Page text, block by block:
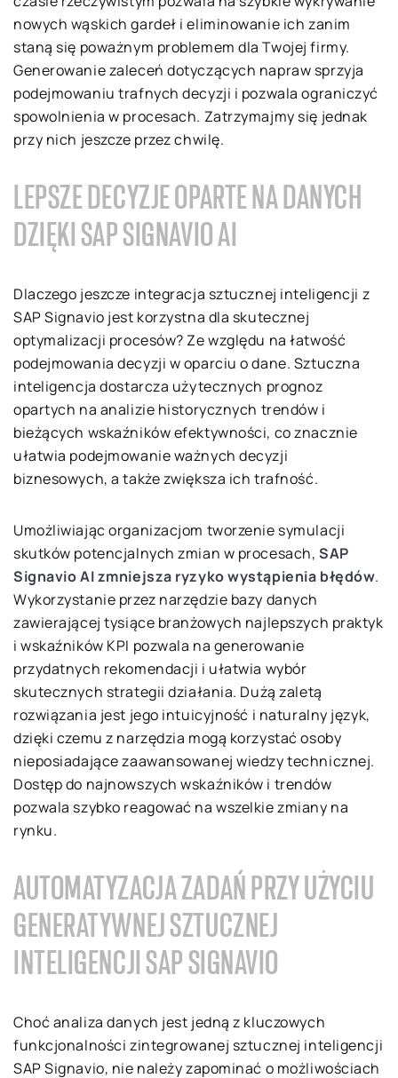
nowych wąskich gardeł i eliminowanie ich zanim
staną się poważnym problemem dla Twojej firmy.
Generowanie zaleceń dotyczących napraw sprzyja
podejmowaniu trafnych decyzji i pozwala ograniczyć
spowolnienia w procesach. Zatrzymajmy się jednak
przy nich jeszcze przez chwilę.
LEPSZE DECYZJE OPARTE NA DANYCH
DZIĘKI SAP SIGNAVIO AI
Dlaczego jeszcze integracja sztucznej inteligencji z
SAP Signavio jest korzystna dla skutecznej
optymalizacji procesów? Ze względu na łatwość
podejmowania decyzji w oparciu o dane. Sztuczna
inteligencja dostarcza użytecznych prognoz
opartych na analizie historycznych trendów i
bieżących wskaźników efektywności, co znacznie
ułatwia podejmowanie ważnych decyzji
biznesowych, a także zwiększa ich trafność.
Umożliwiając organizacjom tworzenie symulacji
skutków potencjalnych zmian w procesach, SAP
Signavio AI zmniejsza ryzyko wystąpienia błędów.
Wykorzystanie przez narzędzie bazy danych
zawierającej tysiące branżowych najlepszych praktyk
i wskaźników KPI pozwala na generowanie
przydatnych rekomendacji i ułatwia wybór
skutecznych strategii działania. Dużą zaletą
rozwiązania jest jego intuicyjność i naturalny język,
dzięki czemu z narzędzia mogą korzystać osoby
nieposiadające zaawansowanej wiedzy technicznej.
Dostęp do najnowszych wskaźników i trendów
pozwala szybko reagować na wszelkie zmiany na
rynku.
AUTOMATYZACJA ZADAŃ PRZY UŻYCIU
GENERATYWNEJ SZTUCZNEJ
INTELIGENCJI SAP SIGNAVIO
Choć analiza danych jest jedną z kluczowych
funkcjonalności zintegrowanej sztucznej inteligencji
SAP Signavio, nie należy zapominać o możliwościach